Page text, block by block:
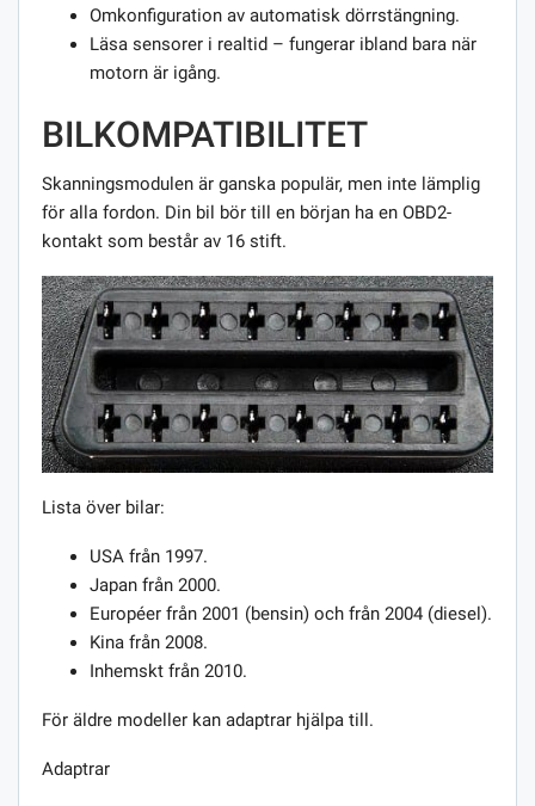
Omkonfiguration av automatisk dörrstängning.
Läsa sensorer i realtid – fungerar ibland bara när
motorn är igång.
BILKOMPATIBILITET
Skanningsmodulen är ganska populär, men inte lämplig
för alla fordon. Din bil bör till en början ha en OBD2-
kontakt som består av 16 stift.
Lista över bilar:
USA från 1997.
Japan från 2000.
Européer från 2001 (bensin) och från 2004 (diesel).
Kina från 2008.
Inhemskt från 2010.
För äldre modeller kan adaptrar hjälpa till.
Adaptrar